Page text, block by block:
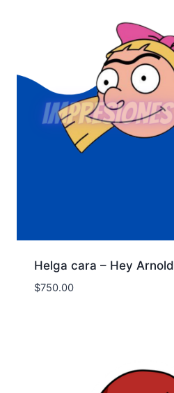
Helga cara – Hey Arnold
$750.00